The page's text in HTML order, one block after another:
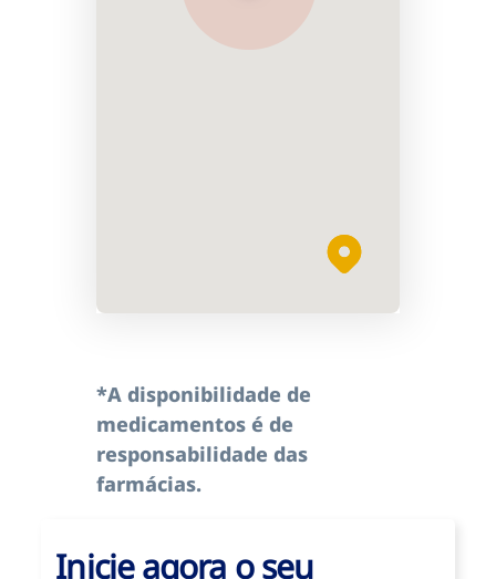
*A disponibilidade de
medicamentos é de
responsabilidade das
farmácias.
Inicie agora o seu